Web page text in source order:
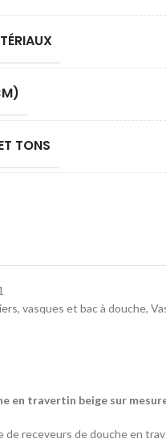
TONS
vasques et bac à douche,
en travertin beige sur
de receveurs de douche en